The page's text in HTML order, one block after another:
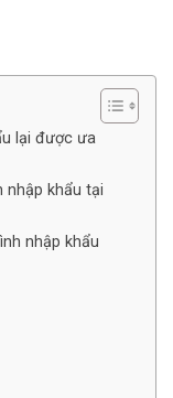
lại được ưa
nhập khẩu tại
nhập khẩu